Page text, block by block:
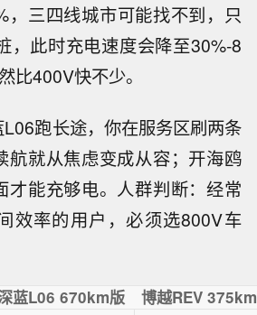
，三四线城市可能找不到，只
，此时充电速度会降至30%-8
比400V快不少。
跑长途，你在服务区刷两条
航就从焦虑变成从容；开海鸥
才能充够电。人群判断：经常
效率的用户，必须选800V车
蓝L06 670km版 博越REV